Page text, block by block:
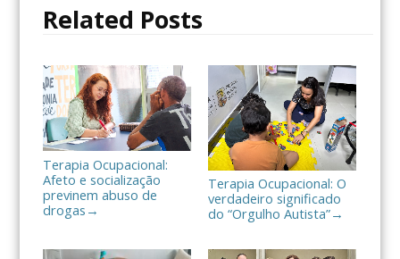
k
i
a
r
Related Posts
Terapia Ocupacional:
Afeto e socialização
previnem abuso de
drogas →
Terapia Ocupacional: O
verdadeiro significado
do “Orgulho Autista”→